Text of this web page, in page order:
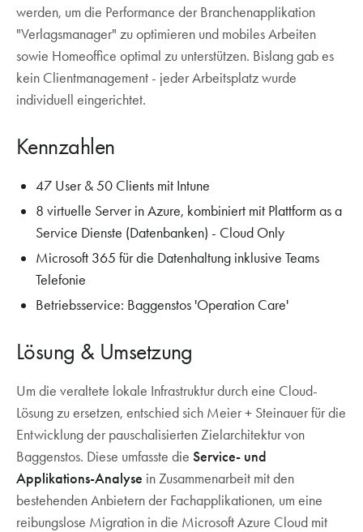
werden, um die Performance der Branchenapplikation
"Verlagsmanager" zu optimieren und mobiles Arbeiten
sowie Homeoffice optimal zu unterstützen. Bislang gab es
kein Clientmanagement - jeder Arbeitsplatz wurde
individuell eingerichtet.
Kennzahlen
47 User & 50 Clients mit Intune
8 virtuelle Server in Azure, kombiniert mit Plattform as a
Service Dienste (Datenbanken) - Cloud Only
Microsoft 365 für die Datenhaltung inklusive Teams
Telefonie
Betriebsservice: Baggenstos 'Operation Care'
Lösung & Umsetzung
Um die veraltete lokale Infrastruktur durch eine Cloud-
Lösung zu ersetzen, entschied sich Meier + Steinauer für die
Entwicklung der pauschalisierten Zielarchitektur von
Baggenstos. Diese umfasste die Service- und
Applikations-Analyse in Zusammenarbeit mit den
bestehenden Anbietern der Fachapplikationen, um eine
reibungslose Migration in die Microsoft Azure Cloud mit